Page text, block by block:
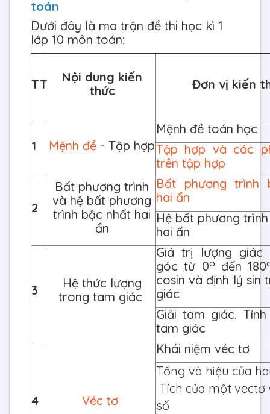
toán
Dưới đây là ma trận đề thi học kì 1
lớp 10 môn toán:
TT
Nội dung kiến
thức
Đơn vị kiến
1 Mệnh đề - Tập hợp
Mệnh đề toán học
Tập hợp và các
trên tập hợp
2
Bất phương trình
và hệ bất phương
trình bậc nhất hai
ẩn
Bất phương trình
hai ẩn
Hệ bất phương
hai ẩn
3
Hệ thức lượng
trong tam giác
Giá trị lượng giác
góc từ 0o đến 180
cosin và định lý sin
giác
Giải tam giác.
tam giác
4 Véc tơ
Khái niệm véc tơ
Tổng và hiệu của
Tích của một vectơ
số